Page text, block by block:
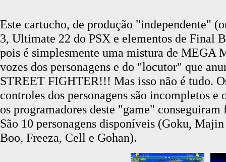
Este cartucho, de produção "independente"
3, Ultimate 22 do PSX e elementos de Final
pois é simplesmente uma mistura de MEGA
vozes dos personagens e do "locutor" que
STREET FIGHTER!!! Mas isso não é tudo.
controles dos personagens são incompletos e
os programadores deste "game"
São 10 personagens disponíveis (Goku,
Boo, Freeza, Cell e Gohan).